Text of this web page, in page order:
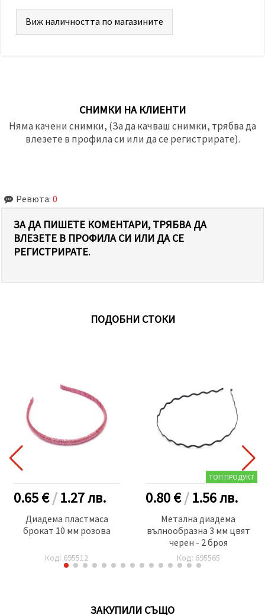
Виж наличността по магазините
СНИМКИ НА КЛИЕНТИ
Няма качени снимки, (За да качваш снимки, трябва да
влезете в профила си или да се регистрирате).
Ревюта: 0
ЗА ДА ПИШЕТЕ КОМЕНТАРИ, ТРЯБВА ДА
ВЛЕЗЕТЕ В ПРОФИЛА СИ ИЛИ ДА СЕ
РЕГИСТРИРАТЕ.
ПОДОБНИ СТОКИ
0.65 €/1.27лв.
Диадема пластмаса
брокат 10 мм розова
Код: 695512
ТОП ПРОДУКТ
0.80 €/1.56лв.
Метална диадема
вълнообразна 3 мм цвят
черен - 2 броя
Код: 695565
ЗАКУПИЛИ СЪЩО